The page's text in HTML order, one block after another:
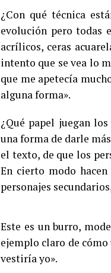
¿Con qué técnica
evolución pero todas
acrílicos, ceras
intento que se vea lo
que me apetecía
alguna forma».
¿Qué papel juegan
una forma de darle
el texto, de que los
En cierto modo
personajes
Este es un burro,
ejemplo claro de
vestiría yo».